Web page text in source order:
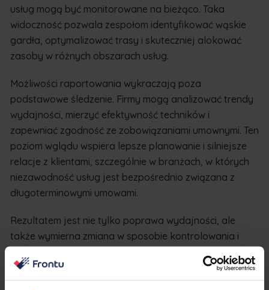
usług mogą być monitorowane na bieżąco. Taka
widoczność pozwala zespołom identyfikować wąskie
gardła, optymalizować trasy i skuteczniej alokować
zasoby w różnych obszarach usług.
Możliwości raportowania wykraczają poza
podstawowe śledzenie. Firmy mogą analizować trendy
wydajności, mierzyć efektywność techników i
zapewniać zgodność ze zobowiązaniami umownymi. Ten
poziom wglądu wspiera lepsze planowanie i silniejsze
relacje z klientami, szczególnie w branżach, w których
niezawodność usług jest bezpośrednio związana z
długoterminowymi umowami.
Rezultatem jest nie tylko poprawa wydajności, ale
także wymierna zmiana w sposobie kontrolowania i